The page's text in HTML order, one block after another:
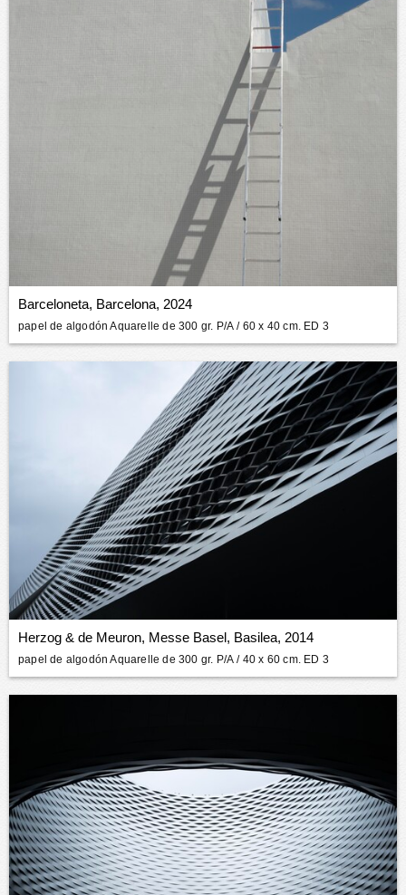
Barceloneta, Barcelona, 2024
papel de algodón Aquarelle de 300 gr. P/A / 60 x 40 cm. ED 3
Herzog & de Meuron, Messe Basel, Basilea, 2014
papel de algodón Aquarelle de 300 gr. P/A / 40 x 60 cm. ED 3